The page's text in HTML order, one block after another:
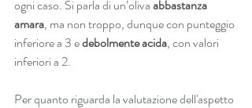
ogni caso. Si parla di un’oliva abbastanza
amara, ma non troppo, dunque con punteggio
inferiore a 3 e debolmente acida, con valori
inferiori a 2.
Per quanto riguarda la valutazione dell'aspetto